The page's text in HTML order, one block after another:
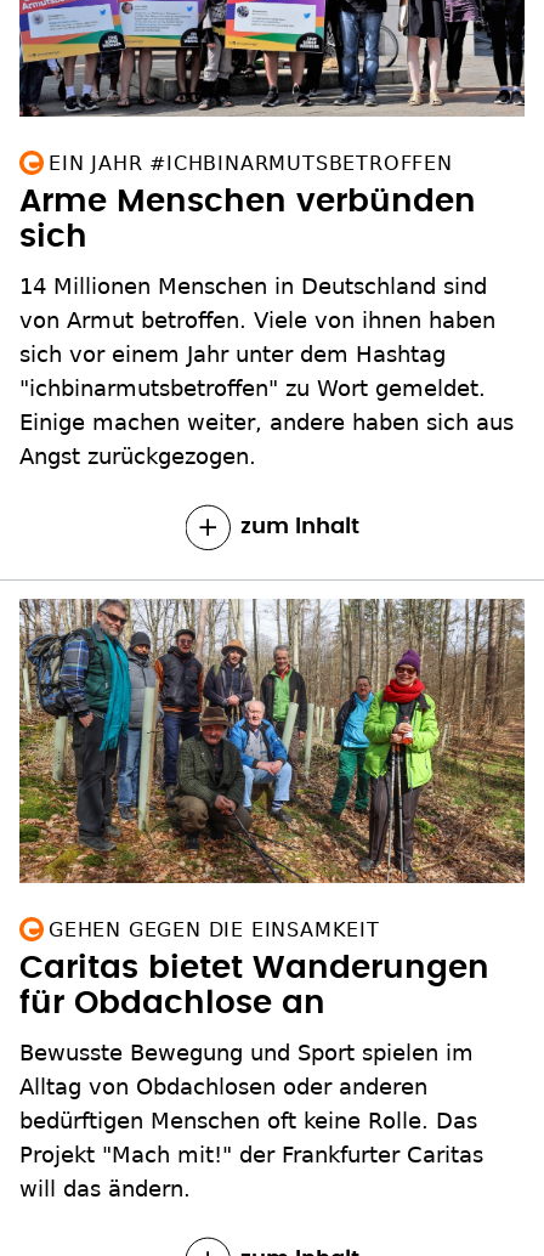
EIN JAHR #ICHBINARMUTSBETROFFEN
Arme Menschen verbünden
sich
14 Millionen Menschen in Deutschland sind
von Armut betroffen. Viele von ihnen haben
sich vor einem Jahr unter dem Hashtag
"ichbinarmutsbetroffen" zu Wort gemeldet.
Einige machen weiter, andere haben sich aus
Angst zurückgezogen.
zum Inhalt
GEHEN GEGEN DIE EINSAMKEIT
Caritas bietet Wanderungen
für Obdachlose an
Bewusste Bewegung und Sport spielen im
Alltag von Obdachlosen oder anderen
bedürftigen Menschen oft keine Rolle. Das
Projekt "Mach mit!" der Frankfurter Caritas
will das ändern.